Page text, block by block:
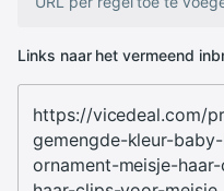
Links naar het vermeend